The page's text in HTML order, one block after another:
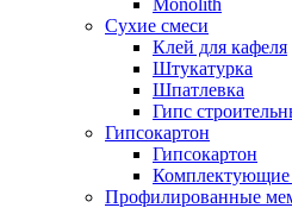
Monolith
Сухие смеси
Клей для кафеля
Штукатурка
Шпатлевка
Гипс
Гипсокартон
Гипсокартон
Профилированные